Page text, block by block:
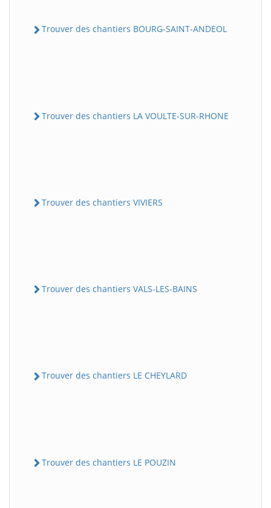
Trouver des chantiers BOURG-SAINT-ANDEOL
Trouver des chantiers LA VOULTE-SUR-RHONE
Trouver des chantiers VIVIERS
Trouver des chantiers VALS-LES-BAINS
Trouver des chantiers LE CHEYLARD
Trouver des chantiers LE POUZIN